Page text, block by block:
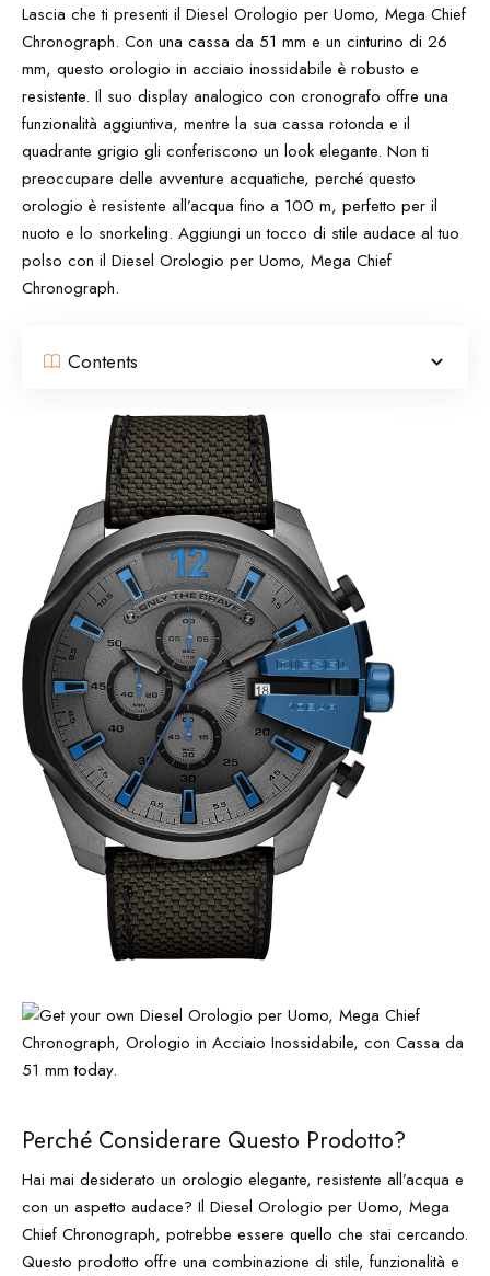
Lascia che ti presenti il Diesel Orologio per Uomo, Mega Chief
Chronograph. Con una cassa da 51 mm e un cinturino di 26
mm, questo orologio in acciaio inossidabile è robusto e
resistente. Il suo display analogico con cronografo offre una
funzionalità aggiuntiva, mentre la sua cassa rotonda e il
quadrante grigio gli conferiscono un look elegante. Non ti
preoccupare delle avventure acquatiche, perché questo
orologio è resistente all’acqua fino a 100 m, perfetto per il
nuoto e lo snorkeling. Aggiungi un tocco di stile audace al tuo
polso con il Diesel Orologio per Uomo, Mega Chief
Chronograph.
Contents
Perché Considerare Questo Prodotto?
Hai mai desiderato un orologio elegante, resistente all’acqua e
con un aspetto audace? Il Diesel Orologio per Uomo, Mega
Chief Chronograph, potrebbe essere quello che stai cercando.
Questo prodotto offre una combinazione di stile, funzionalità e